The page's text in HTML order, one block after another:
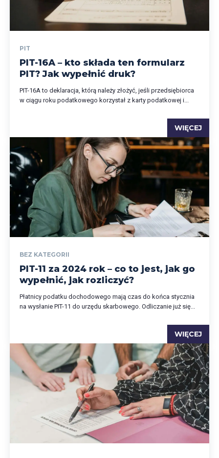
PIT
PIT-16A – kto składa ten formularz
PIT? Jak wypełnić druk?
PIT-16A to deklaracja, którą należy złożyć, jeśli przedsiębiorca
w ciągu roku podatkowego korzystał z karty podatkowej i...
WIĘCEJ
BEZ KATEGORII
PIT-11 za 2024 rok – co to jest, jak go
wypełnić, jak rozliczyć?
Płatnicy podatku dochodowego mają czas do końca stycznia
na wysłanie PIT-11 do urzędu skarbowego. Odliczanie już się...
WIĘCEJ